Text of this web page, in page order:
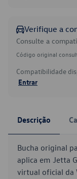
Verifique a
Consulte a
Código original
Compatibilidade
Entrar
Descrição
Bucha original
aplica em Jetta
virtual oficial da